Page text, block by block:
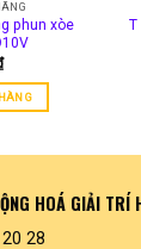
phun xòe
T
HOÁ GIẢI TRÍ
28